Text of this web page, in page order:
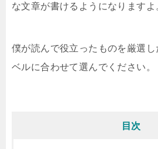
な文章が書けるようになりますよ
僕が読んで役立ったものを厳選
ベルに合わせて選んでください。
目次